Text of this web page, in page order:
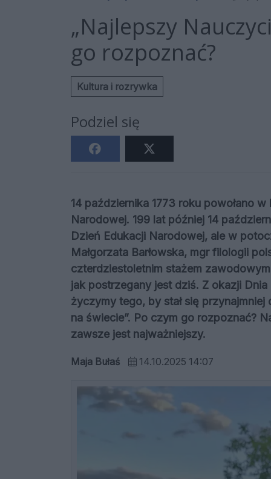
„Najlepszy
go rozpoznać?
Kultura i rozrywka
Podziel się
14 października 1773 roku powołano
Narodowej. 199 lat później 14
Dzień Edukacji Narodowej, ale w
Małgorzata Barłowska, mgr filologii
czterdziestoletnim stażem
jak postrzegany jest dziś. Z okazji
życzymy tego, by stał się
na świecie”. Po czym go rozpoznać?
zawsze jest najważniejszy.
Maja Bułaś 14.10.2025 14:07